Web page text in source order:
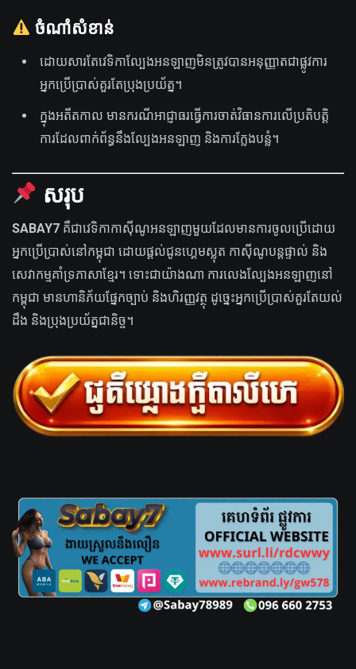
ចំណាំសំខាន់
ដោយសារតែវេទិកាល្បែងអនឡាញមិនត្រូវបានអនុញ្ញាតជាផ្លូវការ
អ្នកប្រើប្រាស់គួរតែប្រុងប្រយ័ត្ន។
ក្នុងអតីតកាល មានករណីអាជ្ញាធរធ្វើការចាត់វិធានការលើប្រតិបត្តិ
ការដែលពាក់ព័ន្ធនឹងល្បែងអនឡាញ និងការក្លែងបន្លំ។
សរុប
SABAY7 គឺជាវេទិកាកាស៊ីណូអនឡាញមួយដែលមានការចូលប្រើដោយ
អ្នកប្រើប្រាស់នៅកម្ពុជា ដោយផ្តល់ជូនហ្គេមស្លុត កាស៊ីណូបន្តផ្ទាល់ និង
សេវាកម្មគាំទ្រភាសាខ្មែរ។ ទោះជាយ៉ាងណា ការលេងល្បែងអនឡាញនៅ
កម្ពុជា មានហានិភ័យផ្នែកច្បាប់ និងហិរញ្ញវត្ថុ ដូច្នេះអ្នកប្រើប្រាស់គួរតែយល់
ដឹង និងប្រុងប្រយ័ត្នជានិច្ច។